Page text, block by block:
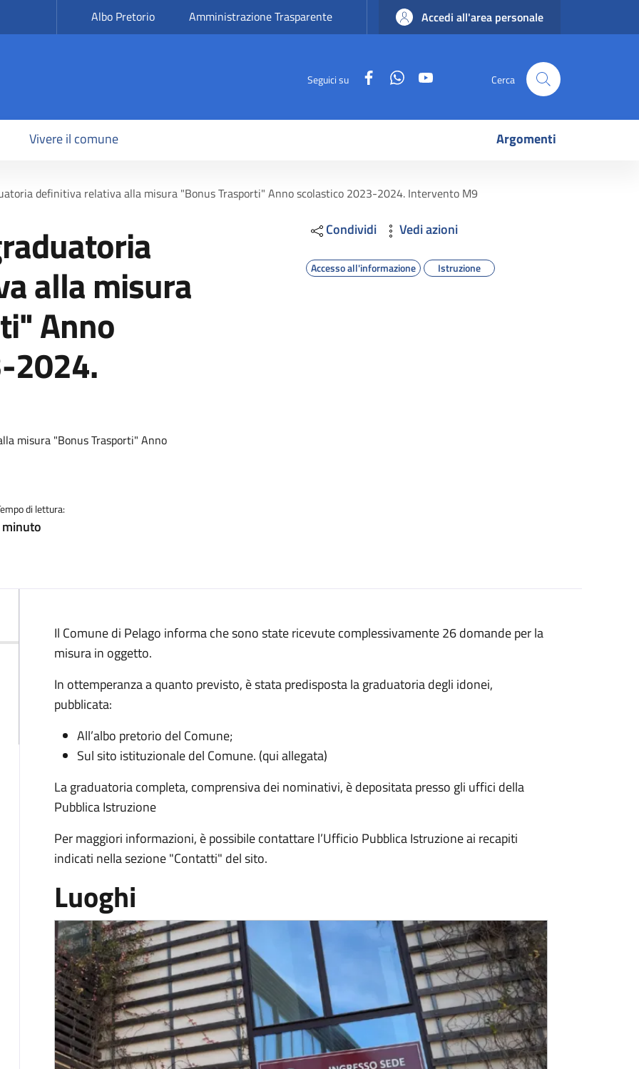
Albo Pretorio Amministrazione Trasparente Accedi all'area personale
Seguici su FacebookWhatsApp Cerca
Vivere il comune Argomenti
definitiva relativa alla misura "Bonus Trasporti" Anno scolastico 2023-2024. Intervento M9
alla misura
Anno
2024.
misura "Bonus Trasporti" Anno
di lettura:
Condividi Vedi azioni
Accesso all'informazione Istruzione
Descrizione
Il Comune di Pelago informa che sono state ricevute complessivamente 26 domande per la
misura in oggetto.
In ottemperanza a quanto previsto, è stata predisposta la graduatoria degli idonei,
pubblicata:
All’albo pretorio del Comune;
Sul sito istituzionale del Comune. (qui allegata)
La graduatoria completa, comprensiva dei nominativi, è depositata presso gli uffici della
Pubblica Istruzione
Per maggiori informazioni, è possibile contattare l’Ufficio Pubblica Istruzione ai recapiti
indicati nella sezione "Contatti" del sito.
Luoghi